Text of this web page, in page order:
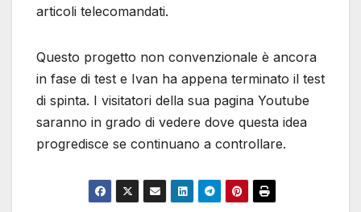
articoli telecomandati.
Questo progetto non convenzionale è ancora
in fase di test e Ivan ha appena terminato il test
di spinta. I visitatori della sua pagina Youtube
saranno in grado di vedere dove questa idea
progredisce se continuano a controllare.